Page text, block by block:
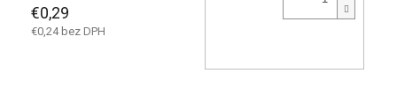
€0,29
€0,24 bez DPH